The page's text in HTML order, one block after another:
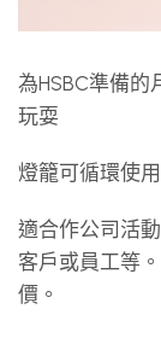
為HSBC準備
玩耍
燈籠可循環使
適合作公司活
客戶或員工等
價。